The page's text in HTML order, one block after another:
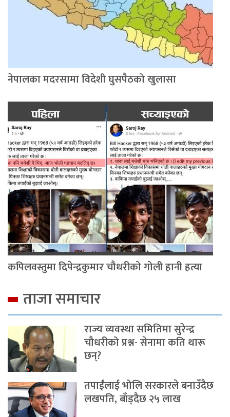
नेपालका मदरसामा विदेशी घुसपैठको खुलासा
कपिलवस्तुमा दिपेन्द्रकुमार चौधरीको गोली हानी हत्या
ताजा समाचार
राज्य व्यवस्था समितिमा सुरेन्द्र
चौधरीको प्रश्न- सेनामा कति थारू
छन्?
तपाईंलाई भोलि सरकारले बनाउँदैछ
लखपति, बाँड्दैछ २५ लाख